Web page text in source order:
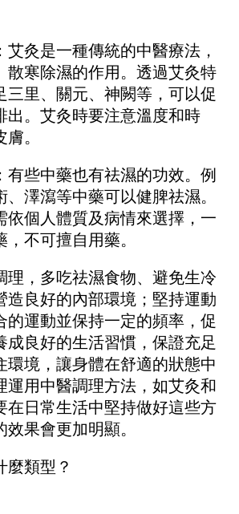
灸是一種傳統的中醫療法，
散寒除濕的作用。透過艾灸特
三里、關元、神闕等，可以促
出。艾灸時要注意溫度和時
。
些中藥也有祛濕的功效。例
澤瀉等中藥可以健脾祛濕。
依個人體質及病情來選擇，一
不可擅自用藥。
，多吃祛濕食物、避免生冷
造良好的內部環境；堅持運動
的運動並保持一定的頻率，促
成良好的生活習慣，保證充足
環境，讓身體在舒適的狀態中
運用中醫調理方法，如艾灸和
在日常生活中堅持做好這些方
果會更加明顯。
麼類型？